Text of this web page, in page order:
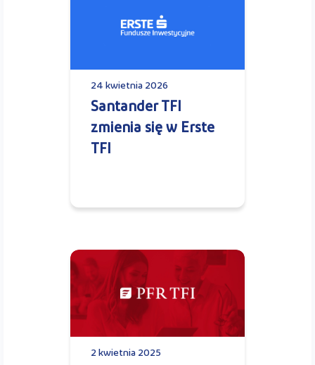
24 kwietnia 2026
Santander TFI
zmienia się w Erste
TFI
2 kwietnia 2025